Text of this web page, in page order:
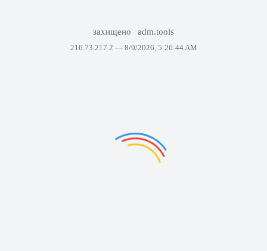
захищено adm.tools
216.73.217.2 — 8/9/2026, 5:26:44 AM